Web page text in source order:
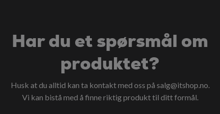
Har du et spørsmål om
produktet?
Husk at du alltid kan ta kontakt med oss på salg@itshop.no
Vi kan bistå med å finne riktig produkt til ditt formål.